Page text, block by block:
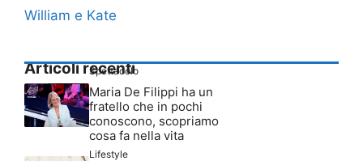
William e Kate
Articoli recenti
Spettacolo
Maria De Filippi ha un
fratello che in pochi
conoscono, scopriamo
cosa fa nella vita
Lifestyle